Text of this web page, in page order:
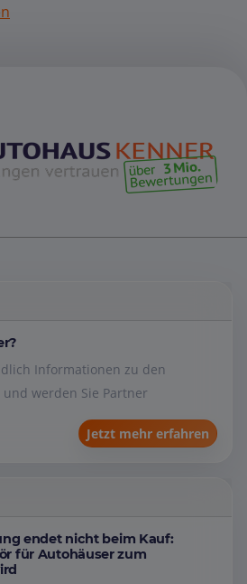
Informationen zu den
werden Sie Partner
Jetzt mehr erfahren
endet nicht beim Kauf:
für Autohäuser zum